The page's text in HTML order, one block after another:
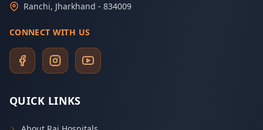
Ranchi, Jharkhand - 834009
CONNECT WITH US
QUICK LINKS